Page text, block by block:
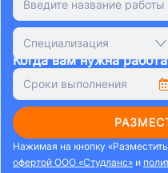
Специализация
Когда вам нужна
Нажимая на кнопку
офертой ООО «Студланс» и